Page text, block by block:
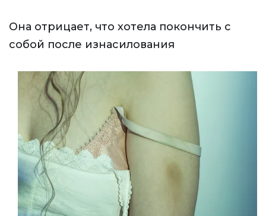
Она отрицает, что хотела покончить с
собой после изнасилования